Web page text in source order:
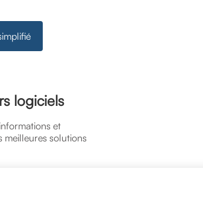
logiciels
et
meilleures solutions